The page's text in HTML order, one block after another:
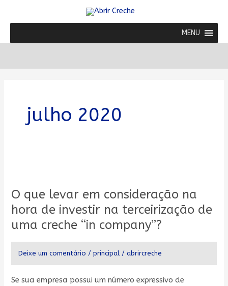
conteúdo
MENU
julho 2020
O que levar em consideração na
hora de investir na terceirização de
uma creche “in company”?
Deixe um comentário /principal/abrircreche
Se sua empresa possui um número expressivo de
levar
em
na
hora
de
investir
na